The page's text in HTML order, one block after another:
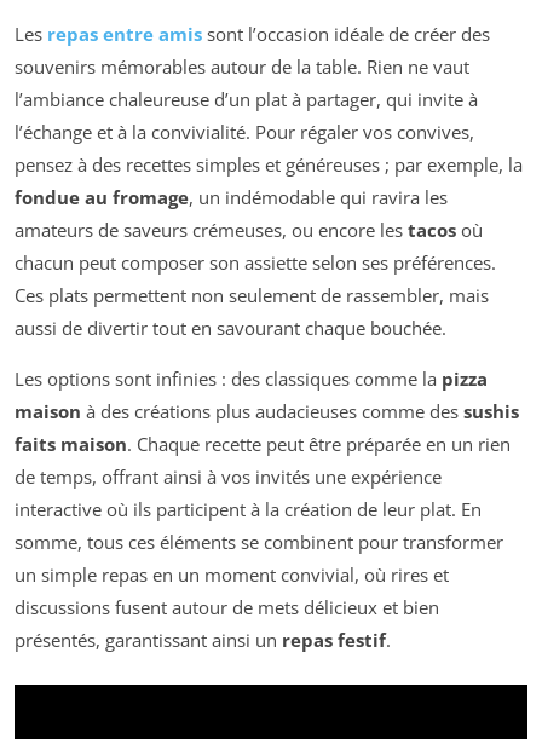
Les repas entre amis sont l’occasion idéale de créer des
souvenirs mémorables autour de la table. Rien ne vaut
l’ambiance chaleureuse d’un plat à partager, qui invite à
l’échange et à la convivialité. Pour régaler vos convives,
pensez à des recettes simples et généreuses ; par exemple, la
fondue au fromage, un indémodable qui ravira les
amateurs de saveurs crémeuses, ou encore les tacos où
chacun peut composer son assiette selon ses préférences.
Ces plats permettent non seulement de rassembler, mais
aussi de divertir tout en savourant chaque bouchée.
Les options sont infinies : des classiques comme la pizza
maison à des créations plus audacieuses comme des sushis
faits maison. Chaque recette peut être préparée en un rien
de temps, offrant ainsi à vos invités une expérience
interactive où ils participent à la création de leur plat. En
somme, tous ces éléments se combinent pour transformer
un simple repas en un moment convivial, où rires et
discussions fusent autour de mets délicieux et bien
présentés, garantissant ainsi un repas festif.